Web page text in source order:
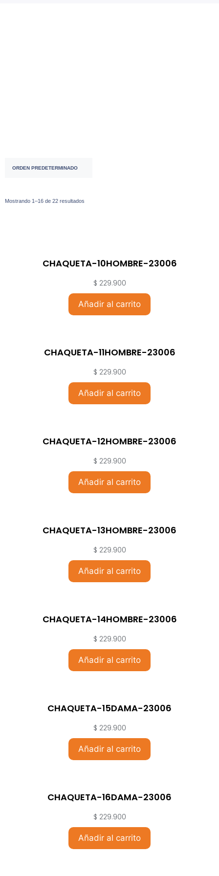
Mostrando 1–16 de 22 resultados
CHAQUETA-10HOMBRE-23006
$ 229.900
Añadir al carrito
CHAQUETA-11HOMBRE-23006
$ 229.900
Añadir al carrito
CHAQUETA-12HOMBRE-23006
$ 229.900
Añadir al carrito
CHAQUETA-13HOMBRE-23006
$ 229.900
Añadir al carrito
CHAQUETA-14HOMBRE-23006
$ 229.900
Añadir al carrito
CHAQUETA-15DAMA-23006
$ 229.900
Añadir al carrito
CHAQUETA-16DAMA-23006
$ 229.900
Añadir al carrito